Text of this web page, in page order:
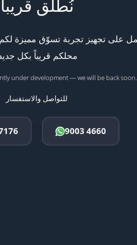
نُطلق قريباً
على تجهيز تجربة تسوّق مميزة
محلكم قريباً بكل
under development — we will be back soon.
للتواصل والاستفسار
9003 4660